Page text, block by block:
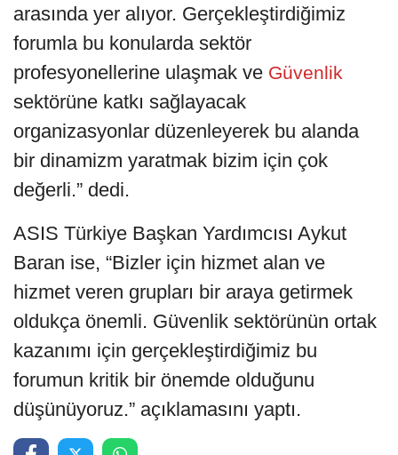
arasında yer alıyor. Gerçekleştirdiğimiz
forumla bu konularda sektör
profesyonellerine ulaşmak ve Güvenlik
sektörüne katkı sağlayacak
organizasyonlar düzenleyerek bu alanda
bir dinamizm yaratmak bizim için çok
değerli.” dedi.
ASIS Türkiye Başkan Yardımcısı Aykut
Baran ise, “Bizler için hizmet alan ve
hizmet veren grupları bir araya getirmek
oldukça önemli. Güvenlik sektörünün ortak
kazanımı için gerçekleştirdiğimiz bu
forumun kritik bir önemde olduğunu
düşünüyoruz.” açıklamasını yaptı.